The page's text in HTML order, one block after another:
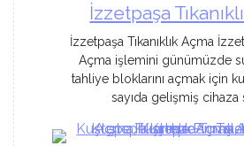
İzzetpaşa
İzzetpaşa Tıkanıklık Açma
Açma işlemini günümüzde su
tahliye bloklarını açmak için
sayıda gelişmiş cihaza